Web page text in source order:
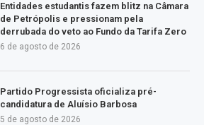
Entidades estudantis fazem blitz na Câmara
de Petrópolis e pressionam pela
derrubada do veto ao Fundo da Tarifa Zero
6 de agosto de 2026
Partido Progressista oficializa pré-
candidatura de Aluísio Barbosa
5 de agosto de 2026